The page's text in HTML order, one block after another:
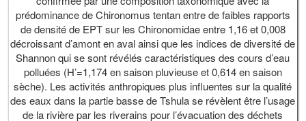
prédominance de Chironomus tentan entre de faibles rapports
de densité de EPT sur les Chironomidae entre 1,16 et 0,008
décroissant d’amont en aval ainsi que les indices de diversité de
Shannon qui se sont révélés caractéristiques des cours d’eau
polluées (H’=1,174 en saison pluvieuse et 0,614 en saison
sèche). Les activités anthropiques plus influentes sur la qualité
des eaux dans la partie basse de Tshula se révèlent être l’usage
de la rivière par les riverains pour l’évacuation des déchets